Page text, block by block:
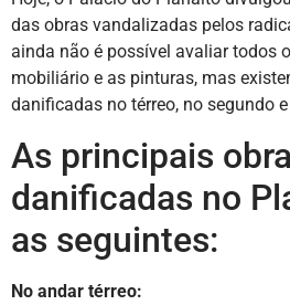
das obras vandalizadas pelos
ainda não é possível avaliar todos
mobiliário e as pinturas, mas
danificadas no térreo, no segundo
As principais
danificadas no
as seguintes:
No andar térreo: